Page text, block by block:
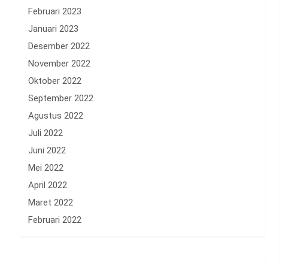
Februari 2023
Januari 2023
Desember 2022
November 2022
Oktober 2022
September 2022
Agustus 2022
Juli 2022
Juni 2022
Mei 2022
April 2022
Maret 2022
Februari 2022